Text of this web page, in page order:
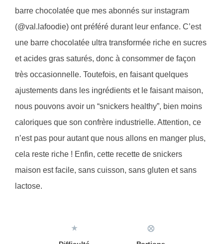
barre chocolatée que mes abonnés sur instagram
(@val.lafoodie) ont préféré durant leur enfance. C’est
une barre chocolatée ultra transformée riche en sucres
et acides gras saturés, donc à consommer de façon
très occasionnelle. Toutefois, en faisant quelques
ajustements dans les ingrédients et le faisant maison,
nous pouvons avoir un “snickers healthy”, bien moins
caloriques que son confrère industrielle. Attention, ce
n’est pas pour autant que nous allons en manger plus,
cela reste riche ! Enfin, cette recette de snickers
maison est facile, sans cuisson, sans gluten et sans
lactose.
★
⨂